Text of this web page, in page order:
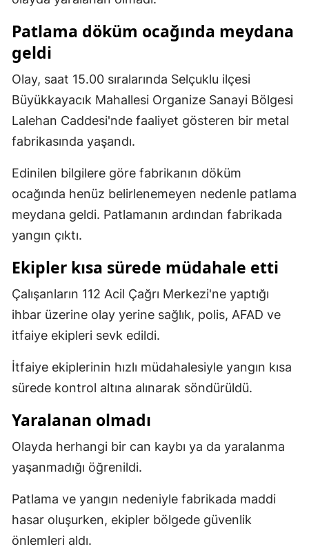
Isparta
İstanbul
İzmir
Kastamonu
Kayseri
Konya
Kütahya
Malatya
Manisa
Kahramanmaraş
Mardin
Muş
Patlama döküm ocağında meydana
geldi
Olay, saat 15.00 sıralarında Selçuklu ilçesi
Büyükkayacık Mahallesi Organize Sanayi Bölgesi
Lalehan Caddesi'nde faaliyet gösteren bir metal
fabrikasında yaşandı.
Edinilen bilgilere göre fabrikanın döküm
ocağında henüz belirlenemeyen nedenle patlama
meydana geldi. Patlamanın ardından fabrikada
yangın çıktı.
Ekipler kısa sürede müdahale etti
Çalışanların 112 Acil Çağrı Merkezi'ne yaptığı
ihbar üzerine olay yerine sağlık, polis, AFAD ve
itfaiye ekipleri sevk edildi.
İtfaiye ekiplerinin hızlı müdahalesiyle yangın kısa
sürede kontrol altına alınarak söndürüldü.
Yaralanan olmadı
Olayda herhangi bir can kaybı ya da yaralanma
yaşanmadığı öğrenildi.
Patlama ve yangın nedeniyle fabrikada maddi
hasar oluşurken, ekipler bölgede güvenlik
önlemleri aldı.